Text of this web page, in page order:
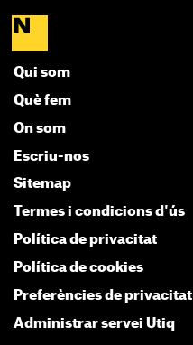
Qui som
Què fem
On som
Escriu-nos
Sitemap
Termes i condicions d'ús
Política de privacitat
Política de cookies
Preferències de privacitat
Administrar servei Utiq